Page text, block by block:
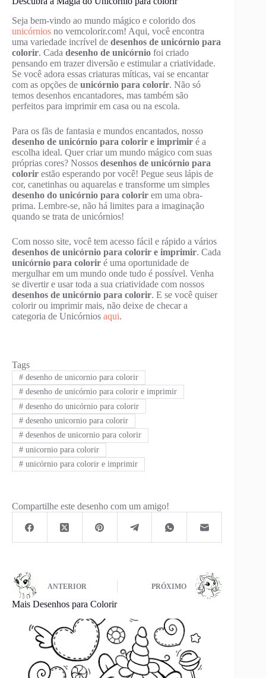
Seja bem-vindo ao mundo mágico e colorido dos
unicórnios no vemcolorir.com! Aqui, você encontra
uma variedade incrível de desenhos de unicórnio para
colorir. Cada desenho de unicórnio foi criado
pensando em trazer diversão e estimular a criatividade.
Se você adora essas criaturas míticas, vai se encantar
com as opções de unicórnio para colorir. Não só
temos desenhos encantadores, mas também são
perfeitos para imprimir em casa ou na escola.
Para os fãs de fantasia e mundos encantados, nosso
desenho de unicórnio para colorir e imprimir é a
escolha ideal. Quer criar um mundo mágico com suas
próprias cores? Nossos desenhos de unicórnio para
colorir estão esperando por você! Pegue seus lápis de
cor, canetinhas ou aquarelas e transforme um simples
desenho do unicórnio para colorir em uma obra-
prima. Lembre-se, não há limites para a imaginação
quando se trata de unicórnios!
Com nosso site, você tem acesso fácil e rápido a vários
desenhos de unicórnio para colorir e imprimir. Cada
unicórnio para colorir é uma oportunidade de
mergulhar em um mundo onde tudo é possível. Venha
se divertir e usar toda a sua criatividade com nossos
desenhos de unicórnio para colorir. E se você quiser
colorir ou imprimir mais, não deixe de checar a
categoria de Unicórnios aqui.
Tags
#desenho de unicornio para colorir
#desenho de unicórnio para colorir e imprimir
#desenho do unicórnio para colorir
#desenho unicornio para colorir
#desenhos de unicornio para colorir
#unicornio para colorir
#unicórnio para colorir e imprimir
Compartilhe este desenho com um amigo!
ANTERIOR PRÓXIMO
Mais Desenhos para Colorir